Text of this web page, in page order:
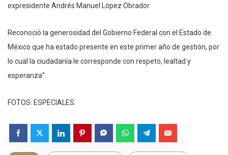
expresidente Andrés Manuel López Obrador.
Reconoció la generosidad del Gobierno Federal con el Estado de
México que ha estado presente en este primer año de gestión, por
lo cual la ciudadanía le corresponde con respeto, lealtad y
esperanza”.
FOTOS: ESPECIALES.